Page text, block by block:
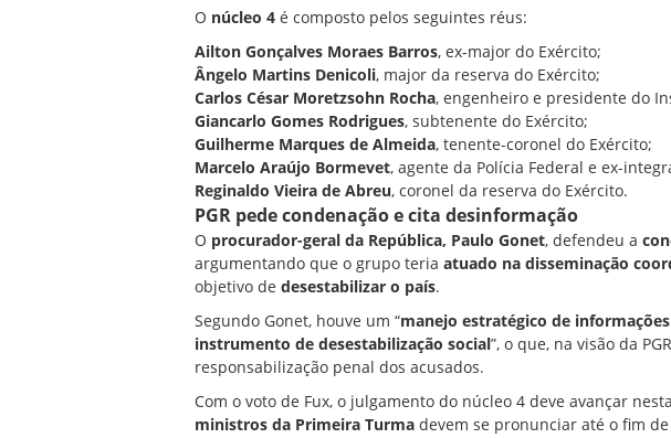
O núcleo 4 é composto pelos seguintes réus:
Ailton Gonçalves Moraes Barros, ex-major do Exército;
Ângelo Martins Denicoli, major da reserva do Exército;
Carlos César Moretzsohn Rocha, engenheiro e presidente do
Giancarlo Gomes Rodrigues, subtenente do Exército;
Guilherme Marques de Almeida, tenente-coronel do Exército;
Marcelo Araújo Bormevet, agente da Polícia Federal e ex-
Reginaldo Vieira de Abreu, coronel da reserva do Exército.
PGR pede condenação e cita desinformação
O procurador-geral da República, Paulo Gonet, defendeu a
argumentando que o grupo teria atuado na disseminação
objetivo de desestabilizar o país.
Segundo Gonet, houve um “manejo estratégico de
instrumento de desestabilização social”, o que, na visão da
responsabilização penal dos acusados.
Com o voto de Fux, o julgamento do núcleo 4 deve avançar
ministros da Primeira Turma devem se pronunciar até o fim